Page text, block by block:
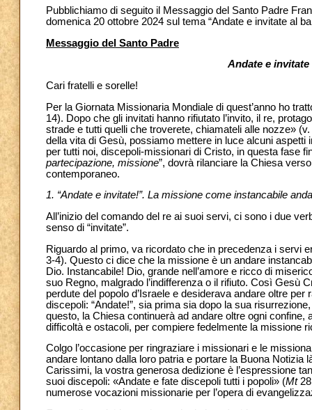
Pubblichiamo di seguito il Messaggio del Santo Padre
domenica 20 ottobre 2024 sul tema “Andate e invitate al
Messaggio del Santo Padre
Andate e
Cari fratelli e sorelle!
Per la Giornata Missionaria Mondiale di quest’anno ho
14). Dopo che gli invitati hanno rifiutato l’invito, il re,
strade e tutti quelli che troverete, chiamateli alle nozze»
della vita di Gesù, possiamo mettere in luce alcuni aspetti
per tutti noi, discepoli-missionari di Cristo, in questa fase
partecipazione, missione”, dovrà rilanciare la Chiesa
contemporaneo.
1. “Andate e invitate!”. La missione come instancabile
All’inizio del comando del re ai suoi servi, ci sono i due
senso di “invitate”.
Riguardo al primo, va ricordato che in precedenza i servi
3-4). Questo ci dice che la missione è un andare
Dio. Instancabile! Dio, grande nell’amore e ricco di
suo Regno, malgrado l’indifferenza o il rifiuto. Così Gesù
perdute del popolo d’Israele e desiderava andare oltre
discepoli: “Andate!”, sia prima sia dopo la sua
questo, la Chiesa continuerà ad andare oltre ogni
difficoltà e ostacoli, per compiere fedelmente la missione
Colgo l’occasione per ringraziare i missionari e le
andare lontano dalla loro patria e portare la Buona Notizia
Carissimi, la vostra generosa dedizione è l’espressione
suoi discepoli: «Andate e fate discepoli tutti i popoli» (Mt
numerose vocazioni missionarie per l’opera di